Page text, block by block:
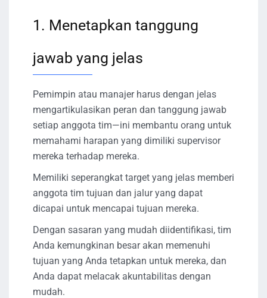
1. Menetapkan tanggung
jawab yang jelas
Pemimpin atau manajer harus dengan jelas
mengartikulasikan peran dan tanggung jawab
setiap anggota tim—ini membantu orang untuk
memahami harapan yang dimiliki supervisor
mereka terhadap mereka.
Memiliki seperangkat target yang jelas memberi
anggota tim tujuan dan jalur yang dapat
dicapai untuk mencapai tujuan mereka.
Dengan sasaran yang mudah diidentifikasi, tim
Anda kemungkinan besar akan memenuhi
tujuan yang Anda tetapkan untuk mereka, dan
Anda dapat melacak akuntabilitas dengan
mudah.